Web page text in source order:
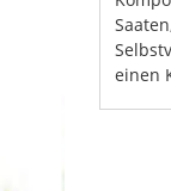
Saaten
einen